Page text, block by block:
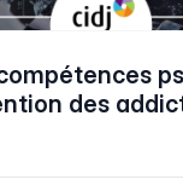
des